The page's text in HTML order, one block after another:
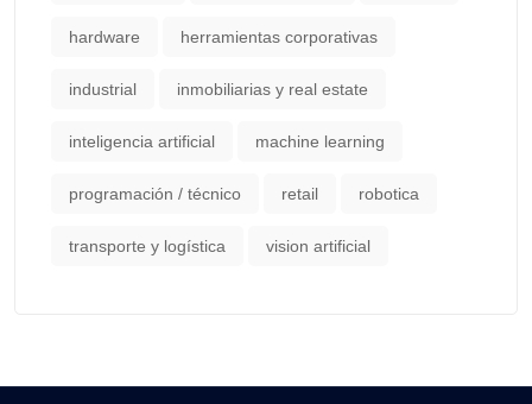
hardware herramientas corporativas
industrial inmobiliarias y real estate
inteligencia artificial machine learning
programación / técnico retail robotica
transporte y logística vision artificial